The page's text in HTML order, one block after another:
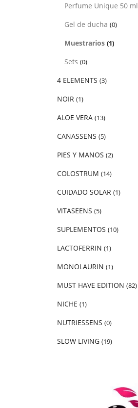
Perfume Unique 50 ml
Gel de ducha (0)
Muestrarios (1)
Sets (0)
4 ELEMENTS (3)
NOIR (1)
ALOE VERA (13)
CANASSENS (5)
PIES Y MANOS (2)
COLOSTRUM (14)
CUIDADO SOLAR (1)
VITASEENS (5)
SUPLEMENTOS (10)
LACTOFERRIN (1)
MONOLAURIN (1)
MUST HAVE EDITION (82)
NICHE (1)
NUTRIESSENS (0)
SLOW LIVING (19)